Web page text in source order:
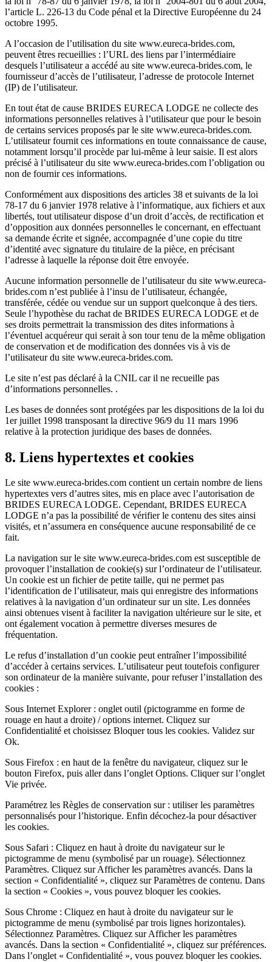
l’article L. 226-13 du Code pénal et la Directive Européenne du 24
octobre 1995.
A l’occasion de l’utilisation du site www.eureca-brides.com,
peuvent êtres recueillies : l’URL des liens par l’intermédiaire
desquels l’utilisateur a accédé au site www.eureca-brides.com, le
fournisseur d’accès de l’utilisateur, l’adresse de protocole Internet
(IP) de l’utilisateur.
En tout état de cause BRIDES EURECA LODGE ne collecte des
informations personnelles relatives à l’utilisateur que pour le besoin
de certains services proposés par le site www.eureca-brides.com.
L’utilisateur fournit ces informations en toute connaissance de cause,
notamment lorsqu’il procède par lui-même à leur saisie. Il est alors
précisé à l’utilisateur du site www.eureca-brides.com l’obligation ou
non de fournir ces informations.
Conformément aux dispositions des articles 38 et suivants de la loi
78-17 du 6 janvier 1978 relative à l’informatique, aux fichiers et aux
libertés, tout utilisateur dispose d’un droit d’accès, de rectification et
d’opposition aux données personnelles le concernant, en effectuant
sa demande écrite et signée, accompagnée d’une copie du titre
d’identité avec signature du titulaire de la pièce, en précisant
l’adresse à laquelle la réponse doit être envoyée.
Aucune information personnelle de l’utilisateur du site www.eureca-
brides.com n’est publiée à l’insu de l’utilisateur, échangée,
transférée, cédée ou vendue sur un support quelconque à des tiers.
Seule l’hypothèse du rachat de BRIDES EURECA LODGE et de
ses droits permettrait la transmission des dites informations à
l’éventuel acquéreur qui serait à son tour tenu de la même obligation
de conservation et de modification des données vis à vis de
l’utilisateur du site www.eureca-brides.com.
Le site n’est pas déclaré à la CNIL car il ne recueille pas
d’informations personnelles. .
Les bases de données sont protégées par les dispositions de la loi du
1er juillet 1998 transposant la directive 96/9 du 11 mars 1996
relative à la protection juridique des bases de données.
8. Liens hypertextes et cookies
Le site www.eureca-brides.com contient un certain nombre de liens
hypertextes vers d’autres sites, mis en place avec l’autorisation de
BRIDES EURECA LODGE. Cependant, BRIDES EURECA
LODGE n’a pas la possibilité de vérifier le contenu des sites ainsi
visités, et n’assumera en conséquence aucune responsabilité de ce
fait.
La navigation sur le site www.eureca-brides.com est susceptible de
provoquer l’installation de cookie(s) sur l’ordinateur de l’utilisateur.
Un cookie est un fichier de petite taille, qui ne permet pas
l’identification de l’utilisateur, mais qui enregistre des informations
relatives à la navigation d’un ordinateur sur un site. Les données
ainsi obtenues visent à faciliter la navigation ultérieure sur le site, et
ont également vocation à permettre diverses mesures de
fréquentation.
Le refus d’installation d’un cookie peut entraîner l’impossibilité
d’accéder à certains services. L’utilisateur peut toutefois configurer
son ordinateur de la manière suivante, pour refuser l’installation des
cookies :
Sous Internet Explorer : onglet outil (pictogramme en forme de
rouage en haut a droite) / options internet. Cliquez sur
Confidentialité et choisissez Bloquer tous les cookies. Validez sur
Ok.
Sous Firefox : en haut de la fenêtre du navigateur, cliquez sur le
bouton Firefox, puis aller dans l’onglet Options. Cliquer sur l’onglet
Vie privée.
Paramétrez les Règles de conservation sur : utiliser les paramètres
personnalisés pour l’historique. Enfin décochez-la pour désactiver
les cookies.
Sous Safari : Cliquez en haut à droite du navigateur sur le
pictogramme de menu (symbolisé par un rouage). Sélectionnez
Paramètres. Cliquez sur Afficher les paramètres avancés. Dans la
section « Confidentialité », cliquez sur Paramètres de contenu. Dans
la section « Cookies », vous pouvez bloquer les cookies.
Sous Chrome : Cliquez en haut à droite du navigateur sur le
pictogramme de menu (symbolisé par trois lignes horizontales).
Sélectionnez Paramètres. Cliquez sur Afficher les paramètres
avancés. Dans la section « Confidentialité », cliquez sur préférences.
Dans l’onglet « Confidentialité », vous pouvez bloquer les cookies.